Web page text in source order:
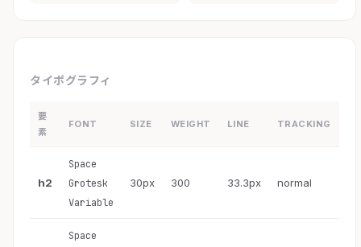
タイポグラフィ
要
素
FONT SIZE WEIGHT LINE TRACKING
h2
Space
Grotesk
Variable
30px 300 33.3px normal
Space